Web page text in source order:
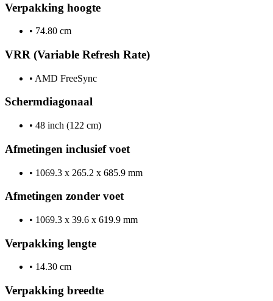
Verpakking hoogte
• 74.80 cm
VRR (Variable Refresh Rate)
• AMD FreeSync
Schermdiagonaal
• 48 inch (122 cm)
Afmetingen inclusief voet
• 1069.3 x 265.2 x 685.9 mm
Afmetingen zonder voet
• 1069.3 x 39.6 x 619.9 mm
Verpakking lengte
• 14.30 cm
Verpakking breedte